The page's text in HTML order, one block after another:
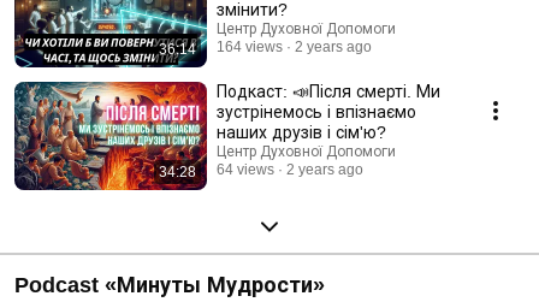
36:14
змінити?
Центр Духовної Допомоги
164 views
2 years ago
34:28
Подкаст: 📣Після смерті. Ми
зустрінемось і впізнаємо
наших друзів і сім'ю?
Центр Духовної Допомоги
64 views
2 years ago
Podcast «Минуты Мудрости»